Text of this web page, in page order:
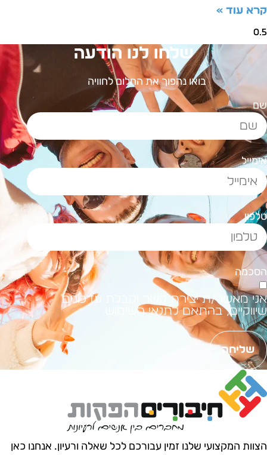
עוד »
שלחו לנו הודעה
בואו נהפוך את החלום לחוויה
מאשר/ת יצירת קשר וקבלת עדכונים
בהתאם לתנאי השימוש.
שליחה
המקצועי שלנו זמין עבורכם לכל שאלה ורעיון. אנחנו כאן